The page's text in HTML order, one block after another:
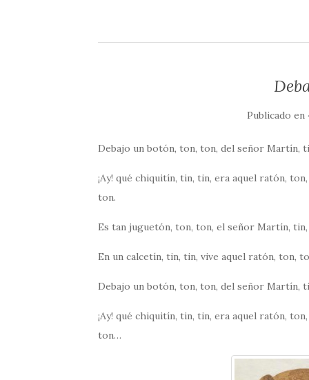
Publicado en
Debajo un botón, ton, ton, del señor Martín,
¡Ay! qué chiquitín, tin, tin, era aquel ratón,
ton.
Es tan juguetón, ton, ton, el señor Martín,
En un calcetín, tin, tin, vive aquel ratón, ton,
Debajo un botón, ton, ton, del señor Martín,
¡Ay! qué chiquitín, tin, tin, era aquel ratón,
ton…